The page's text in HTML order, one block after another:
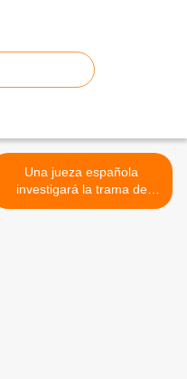
Una jueza española
investigará la trama de
espionaje de Uribe >